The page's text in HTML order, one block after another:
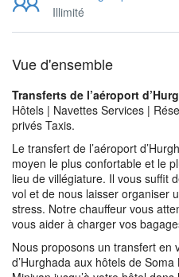
Illimité
Vue d'ensemble
Transferts de l’aéroport
Hôtels | Navettes Services |
privés Taxis.
Le transfert de l’aéroport
moyen le plus confortable et le
lieu de villégiature. Il vous suffit
vol et de nous laisser organiser
stress. Notre chauffeur vous
vous aider à charger vos
Nous proposons un transfert en
d’Hurghada aux hôtels de